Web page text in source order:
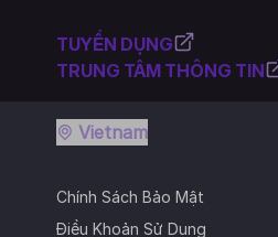
TUYỂN DỤNG
TRUNG TÂM THÔNG TIN
Chính Sách Bảo Mật
Điều Khoản Sử Dụng
Vietnam